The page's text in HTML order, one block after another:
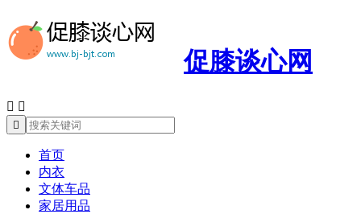
促膝谈心网
 

首页
内衣
文体车品
家居用品